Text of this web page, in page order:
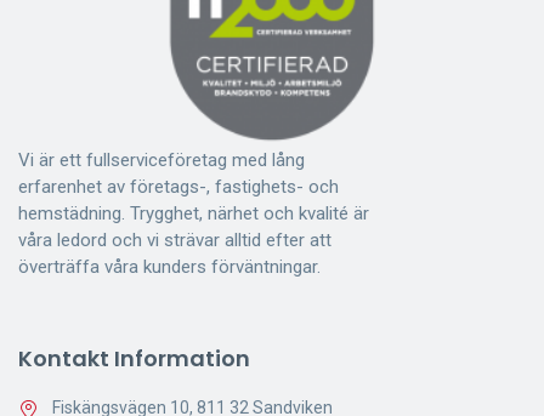
Vi är ett fullserviceföretag med lång
erfarenhet av företags-, fastighets- och
hemstädning. Trygghet, närhet och kvalité är
våra ledord och vi strävar alltid efter att
överträffa våra kunders förväntningar.
Kontakt Information
Fiskängsvägen 10, 811 32 Sandviken